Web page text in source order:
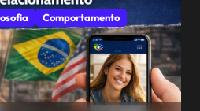
Comportamento